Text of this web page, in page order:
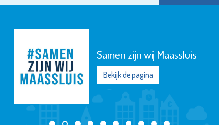
Samen zijn wij Maassluis
Bekijk de pagina